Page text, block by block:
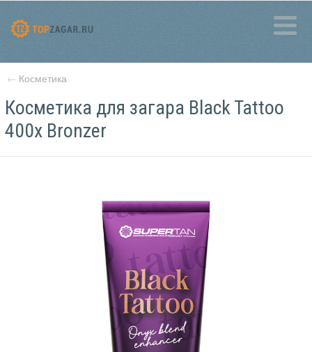
← Косметика
Косметика для загара Black Tattoo
400x Bronzer